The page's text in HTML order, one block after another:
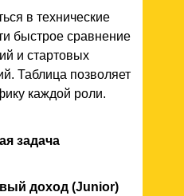
в технические
быстрое сравнение
и стартовых
Таблица позволяет
каждой роли.
задача
доход (Junior)